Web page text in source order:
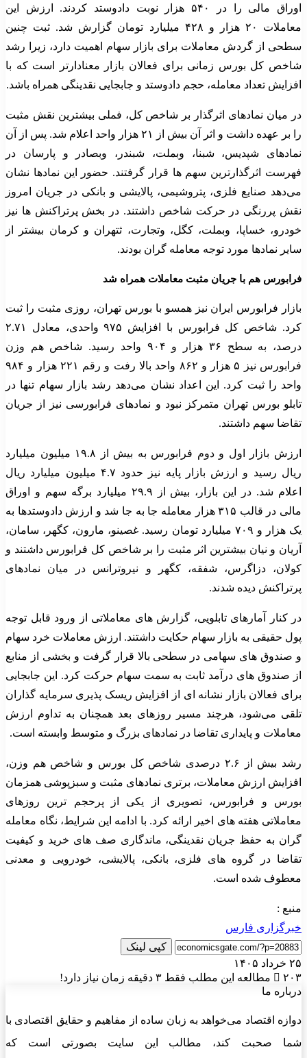
اوراق مالی را در ۵۴۰ هزار نوبت دادوستد کردند. ارزش این
معاملات ۲۰ هزار و ۴۲۸ میلیارد تومان گزارش شد. ثبت چنین
سطحی از گردش معاملات برای بازار سهام اهمیت دارد، زیرا رشد
شاخص کل بورس زمانی برای فعالان بازار معنادارتر است که با
افزایش تعداد معامله، حجم دادوستد و جابجایی نقدینگی همراه باشد.
در میان نمادهای اثرگذار بر شاخص کل، فملی بیشترین نقش مثبت
را بر عهده داشت و اثر آن بیش از ۲۱ هزار واحد اعلام شد. پس از آن
نمادهای شپدیس، شبنا، وبملت، شبندر، وبصادر و پارسان در
فهرست اثرگذارترین سهم ها قرار گرفتند. حضور این نمادها نشان
می‌دهد صنایع فلزی، پتروشیمی، پالایشی و بانکی در جریان امروز
نقش پررنگی در حرکت شاخص داشتند. در بخش پرتراکنش ها نیز
خودرو، خساپا، وبملت، کگل، وتجارت، ثتهران و کرمان بیشتر از
سایر نمادها مورد توجه معامله گران بودند.
فرابورس هم با جریان مثبت معاملات همراه شد
بازار فرابورس ایران نیز همسو با بورس تهران، روزی مثبت را ثبت
کرد. شاخص کل فرابورس با افزایش ۹۷۵ واحدی، معادل ۲.۷۱
درصد، به سطح ۳۶ هزار و ۹۰۴ واحد رسید. شاخص هم وزن
فرابورس نیز ۵ هزار و ۸۶۲ واحد بالا رفت و رقم ۲۲۱ هزار و ۹۸۴
واحد را ثبت کرد. این اعداد نشان می‌دهد رشد بازار سهام تنها در
تابلو بورس تهران متمرکز نبود و نمادهای فرابورسی نیز از جریان
تقاضا سهم داشتند.
ارزش بازار اول و دوم فرابورس به بیش از ۱۹.۸ میلیون میلیارد
ریال رسید و ارزش بازار پایه نیز حدود ۴.۷ میلیون میلیارد ریال
اعلام شد. در این بازار، بیش از ۲۹.۹ میلیارد برگه سهم و اوراق
مالی در قالب ۳۱۵ هزار معامله جا به جا شد و ارزش دادوستدها به
یک هزار و ۷۰۹ میلیارد تومان رسید. غصینو، مارون، کگهر، سامان،
آریان و نیان بیشترین اثر مثبت را بر شاخص کل فرابورس داشتند و
کولان، دزاگرس، شفقه، کگهر و نیروترانس در میان نمادهای
پرتراکنش دیده شدند.
در کنار آمارهای تابلویی، گزارش های معاملاتی از ورود قابل توجه
پول حقیقی به بازار سهام حکایت داشتند. ارزش معاملات خرد سهام
و صندوق های سهامی در سطحی بالا قرار گرفت و بخشی از منابع
از صندوق های درآمد ثابت به سمت سهام حرکت کرد. این جابجایی
برای فعالان بازار نشانه ای از افزایش ریسک پذیری سرمایه گذاران
تلقی می‌شود، هرچند مسیر روزهای بعد همچنان به تداوم ارزش
معاملات و پایداری تقاضا در نمادهای بزرگ و متوسط وابسته است.
رشد بیش از ۲.۶ درصدی شاخص کل بورس و شاخص هم وزن،
افزایش ارزش معاملات، برتری نمادهای مثبت و سبزپوشی همزمان
بورس و فرابورس، تصویری از یکی از پرحجم ترین روزهای
معاملاتی هفته های اخیر ارائه کرد. با ادامه این شرایط، نگاه معامله
گران به حفظ جریان نقدینگی، ماندگاری صف های خرید و کیفیت
تقاضا در گروه های فلزی، بانکی، پالایشی، خودرویی و معدنی
معطوف شده است.
منبع :
خبرگزاری فارس
کپی لینک
۲۵ خرداد ۱۴۰۵
۲۰۳
مطالعه این مطلب فقط ۳ دقیقه زمان نیاز دارد!
درباره ما
دوازه اقتصاد می‌خواهد به زبان ساده از مفاهیم و حقایق اقتصادی با
شما صحبت کند، مطالب این سایت بصورتی است که